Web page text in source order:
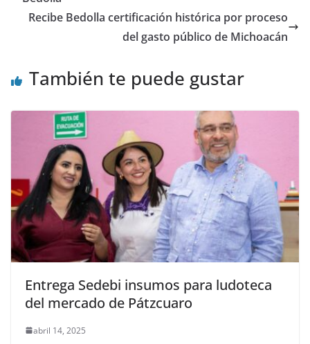
Recibe Bedolla certificación histórica por proceso
del gasto público de Michoacán
También te puede gustar
Entrega Sedebi insumos para ludoteca
del mercado de Pátzcuaro
abril 14, 2025